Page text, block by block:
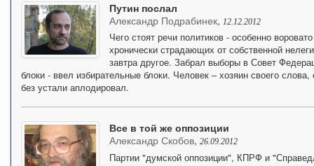
Путин послал
Александр Подрабинек, 12.12.2012
Чего стоят речи политиков - особенно
хронически страдающих от собственной
завтра другое. Забрал выборы в Совет
блоки - ввел избирательные блоки. Человек – хозяин своего
без устали аплодировал.
Все в той же оппозиции
Александр Скобов, 26.09.2012
Партии "думской оппозиции", КПРФ и